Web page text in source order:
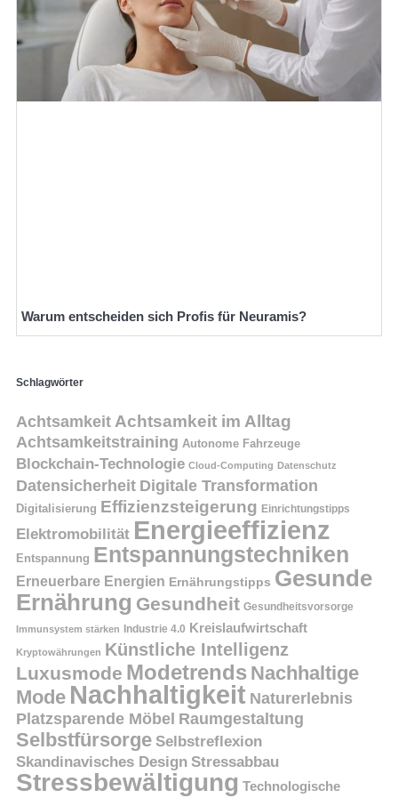
Warum entscheiden sich Profis für Neuramis?
Schlagwörter
AchtsamkeitAchtsamkeit im Alltag
Achtsamkeitstraining Autonome Fahrzeuge
Blockchain-Technologie Cloud-Computing Datenschutz
Datensicherheit Digitale Transformation
Digitalisierung Effizienzsteigerung Einrichtungstipps
Elektromobilität Energieeffizienz
Entspannung Entspannungstechniken
Erneuerbare Energien Ernährungstipps Gesunde
Ernährung Gesundheit Gesundheitsvorsorge
Immunsystem stärken Industrie 4.0 Kreislaufwirtschaft
Kryptowährungen Künstliche Intelligenz
Luxusmode Modetrends Nachhaltige
Mode Nachhaltigkeit Naturerlebnis
Platzsparende Möbel Raumgestaltung
Selbstfürsorge Selbstreflexion
Skandinavisches Design Stressabbau
Stressbewältigung Technologische